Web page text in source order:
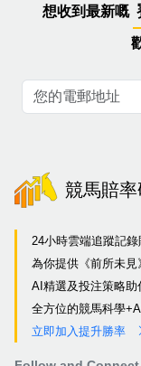
想收到最新嘅
競馬賠
24小時雲端追蹤記
為你提供《前所未見
AI精選及投注策略助
全方位的競馬科學
立即加入提升勝率